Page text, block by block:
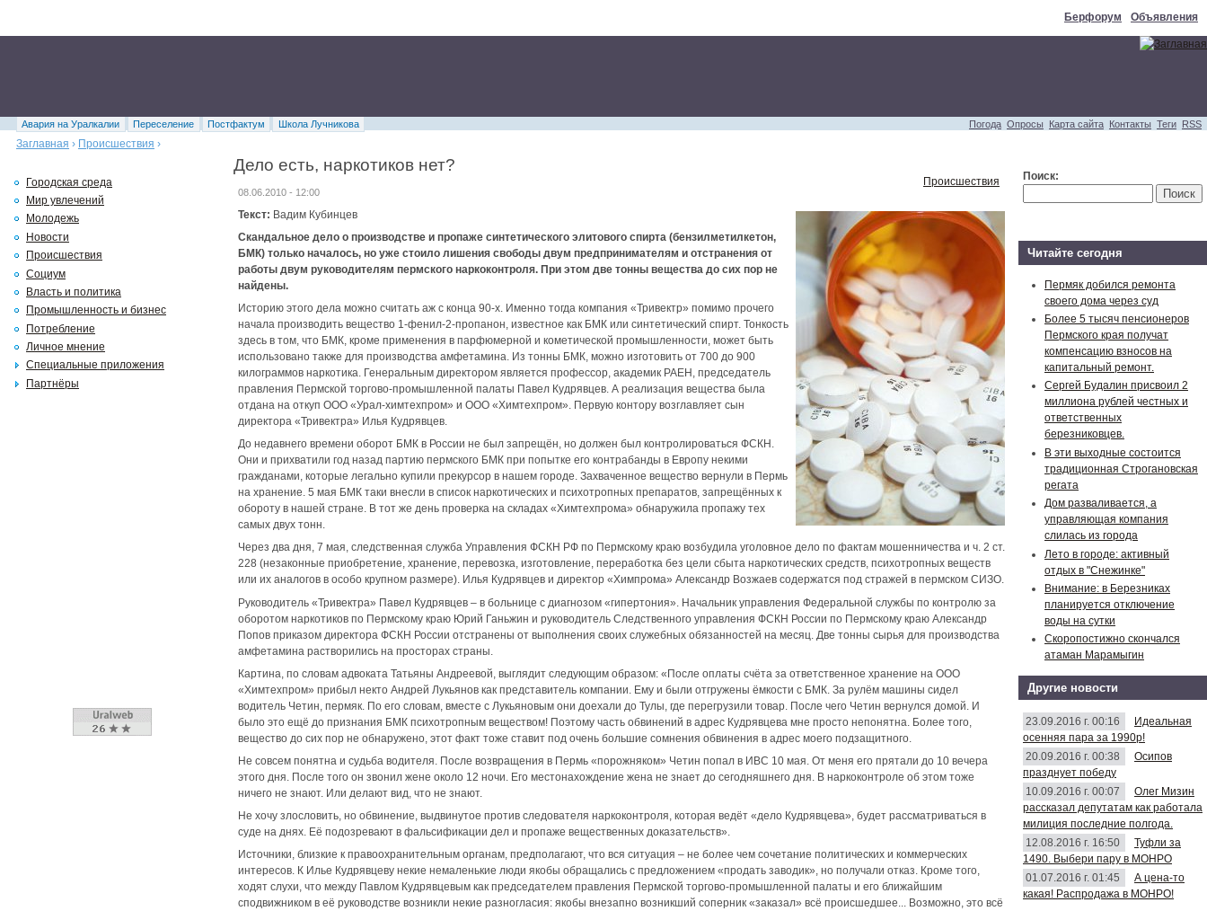
Берфорум Объявления
Погода Опросы Карта сайта Контакты Теги RSS
Авария на Уралкалии Переселение Постфактум
Школа Лучникова
Заглавная › Происшествия ›
Дело есть, наркотиков нет?
Происшествия
08.06.2010 - 12:00
Текст: Вадим Кубинцев
Скандальное дело о производстве и пропаже синтетического элитового спирта (бензилметилкетон,
БМК) только началось, но уже стоило лишения свободы двум предпринимателям и отстранения от
работы двум руководителям пермского наркоконтроля. При этом две тонны вещества до сих пор не
найдены.
Историю этого дела можно считать аж с конца 90-х. Именно тогда компания «Тривектр» помимо прочего
начала производить вещество 1-фенил-2-пропанон, известное как БМК или синтетический спирт. Тонкость
здесь в том, что БМК, кроме применения в парфюмерной и кометической промышленности, может быть
использовано также для производства амфетамина. Из тонны БМК, можно изготовить от 700 до 900
килограммов наркотика. Генеральным директором является профессор, академик РАЕН, председатель
правления Пермской торгово-промышленной палаты Павел Кудрявцев. А реализация вещества была
отдана на откуп ООО «Урал-химтехпром» и ООО «Химтехпром». Первую контору возглавляет сын
директора «Тривектра» Илья Кудрявцев.
До недавнего времени оборот БМК в России не был запрещён, но должен был контролироваться ФСКН.
Они и прихватили год назад партию пермского БМК при попытке его контрабанды в Европу некими
гражданами, которые легально купили прекурсор в нашем городе. Захваченное вещество вернули в Пермь
на хранение. 5 мая БМК таки внесли в список наркотических и психотропных препаратов, запрещённых к
обороту в нашей стране. В тот же день проверка на складах «Химтехпрома» обнаружила пропажу тех
самых двух тонн.
Через два дня, 7 мая, следственная служба Управления ФСКН РФ по Пермскому краю возбудила уголовное дело по фактам мошенничества и ч. 2 ст.
228 (незаконные приобретение, хранение, перевозка, изготовление, переработка без цели сбыта наркотических средств, психотропных веществ
или их аналогов в особо крупном размере). Илья Кудрявцев и директор «Химпрома» Александр Возжаев содержатся под стражей в пермском СИЗО.
Руководитель «Тривектра» Павел Кудрявцев – в больнице с диагнозом «гипертония». Начальник управления Федеральной службы по контролю за
оборотом наркотиков по Пермскому краю Юрий Ганьжин и руководитель Следственного управления ФСКН России по Пермскому краю Александр
Попов приказом директора ФСКН России отстранены от выполнения своих служебных обязанностей на месяц. Две тонны сырья для производства
амфетамина растворились на просторах страны.
Картина, по словам адвоката Татьяны Андреевой, выглядит следующим образом: «После оплаты счёта за ответственное хранение на ООО
«Химтехпром» прибыл некто Андрей Лукьянов как представитель компании. Ему и были отгружены ёмкости с БМК. За рулём машины сидел
водитель Четин, пермяк. По его словам, вместе с Лукьяновым они доехали до Тулы, где перегрузили товар. После чего Четин вернулся домой. И
было это ещё до признания БМК психотропным веществом! Поэтому часть обвинений в адрес Кудрявцева мне просто непонятна. Более того,
вещество до сих пор не обнаружено, этот факт тоже ставит под очень большие сомнения обвинения в адрес моего подзащитного.
Не совсем понятна и судьба водителя. После возвращения в Пермь «порожняком» Четин попал в ИВС 10 мая. От меня его прятали до 10 вечера
этого дня. После того он звонил жене около 12 ночи. Его местонахождение жена не знает до сегодняшнего дня. В наркоконтроле об этом тоже
ничего не знают. Или делают вид, что не знают.
Не хочу злословить, но обвинение, выдвинутое против следователя наркоконтроля, которая ведёт «дело Кудрявцева», будет рассматриваться в
суде на днях. Её подозревают в фальсификации дел и пропаже вещественных доказательств».
Источники, близкие к правоохранительным органам, предполагают, что вся ситуация – не более чем сочетание политических и коммерческих
интересов. К Илье Кудрявцеву некие немаленькие люди якобы обращались с предложением «продать заводик», но получали отказ. Кроме того,
ходят слухи, что между Павлом Кудрявцевым как председателем правления Пермской торгово-промышленной палаты и его ближайшим
сподвижником в её руководстве возникли некие разногласия: якобы внезапно возникший соперник «заказал» всё происшедшее... Возможно, это всё
Городская среда
Мир увлечений
Молодежь
Новости
Происшествия
Социум
Власть и политика
Промышленность и бизнес
Потребление
Личное мнение
Специальные приложения
Партнёры
Поиск:
Читайте сегодня
Пермяк добился ремонта
своего дома через суд
Более 5 тысяч пенсионеров
Пермского края получат
компенсацию взносов на
капитальный ремонт.
Сергей Будалин присвоил 2
миллиона рублей честных и
ответственных
березниковцев.
В эти выходные состоится
традиционная Строгановская
регата
Дом разваливается, а
управляющая компания
слилась из города
Лето в городе: активный
отдых в "Снежинке"
Внимание: в Березниках
планируется отключение
воды на сутки
Скоропостижно скончался
атаман Марамыгин
Другие новости
23.09.2016 г. 00:16
Идеальная
осенняя пара за 1990р!
20.09.2016 г. 00:38
Осипов
празднует победу
10.09.2016 г. 00:07
Олег Мизин
рассказал депутатам как работала
милиция последние полгода.
12.08.2016 г. 16:50
Туфли за
1490. Выбери пару в МОНРО
01.07.2016 г. 01:45
А цена-то
какая! Распродажа в МОНРО!